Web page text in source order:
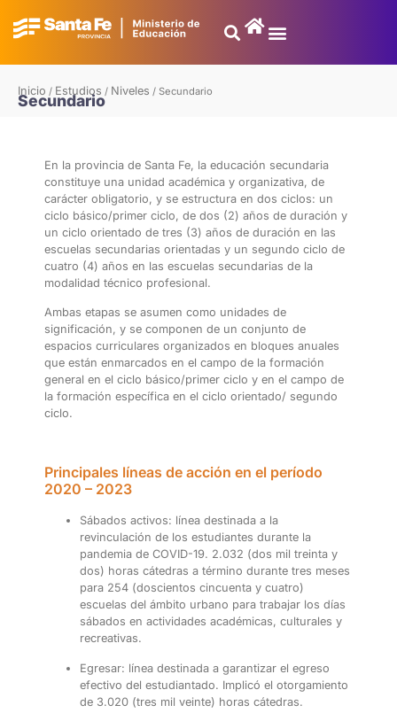
Inicio / Estudios / Niveles / Secundario
Secundario
En la provincia de Santa Fe, la educación secundaria
constituye una unidad académica y organizativa, de
carácter obligatorio, y se estructura en dos ciclos: un
ciclo básico/primer ciclo, de dos (2) años de duración y
un ciclo orientado de tres (3) años de duración en las
escuelas secundarias orientadas y un segundo ciclo de
cuatro (4) años en las escuelas secundarias de la
modalidad técnico profesional.
Ambas etapas se asumen como unidades de
significación, y se componen de un conjunto de
espacios curriculares organizados en bloques anuales
que están enmarcados en el campo de la formación
general en el ciclo básico/primer ciclo y en el campo de
la formación específica en el ciclo orientado/ segundo
ciclo.
Principales líneas de acción en el período
2020 – 2023
Sábados activos: línea destinada a la
revinculación de los estudiantes durante la
pandemia de COVID-19. 2.032 (dos mil treinta y
dos) horas cátedras a término durante tres meses
para 254 (doscientos cincuenta y cuatro)
escuelas del ámbito urbano para trabajar los días
sábados en actividades académicas, culturales y
recreativas.
Egresar: línea destinada a garantizar el egreso
efectivo del estudiantado. Implicó el otorgamiento
de 3.020 (tres mil veinte) horas cátedras.